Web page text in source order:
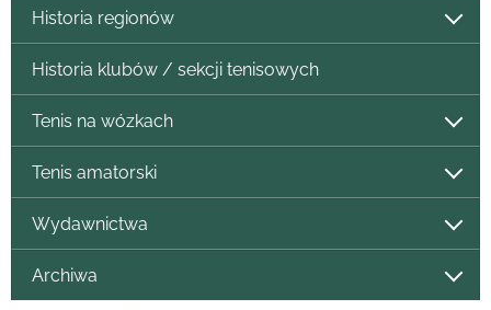
Historia regionów
Historia klubów / sekcji tenisowych
Tenis na wózkach
Tenis amatorski
Wydawnictwa
Archiwa